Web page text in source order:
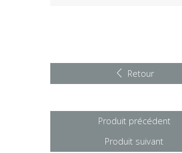
Retour
Produit précédent
Produit suivant